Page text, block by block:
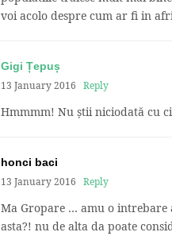
voi acolo despre cum ar fi in
Gigi Țepuș
13 January 2016
Reply
Hmmmm! Nu știi niciodată cu
honci baci
13 January 2016
Reply
Ma Gropare … amu o intrebare
asta?! nu de alta da poate